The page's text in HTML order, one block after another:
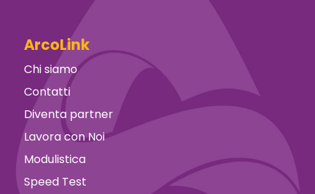
ArcoLink
Chi siamo
Contatti
Diventa partner
Lavora con Noi
Modulistica
Speed Test